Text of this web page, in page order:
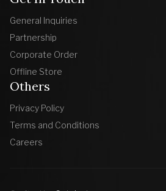
General Inquiries
Partnership
Corporate Order
Offline Store
Others
Privacy Policy
Terms and Conditions
Careers